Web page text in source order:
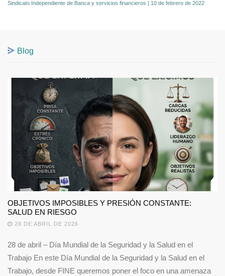
Sindicato Independiente de Banca y servicios financieros | 10 de febrero de 2022
Blog
OBJETIVOS IMPOSIBLES Y PRESIÓN CONSTANTE:
SALUD EN RIESGO
28 DE ABRIL DE 2026
28 de abril – Día Mundial de la Seguridad y la Salud en el
Trabajo En este Día Mundial de la Seguridad y la Salud en el
Trabajo, desde FINE queremos poner el foco en una amenaza